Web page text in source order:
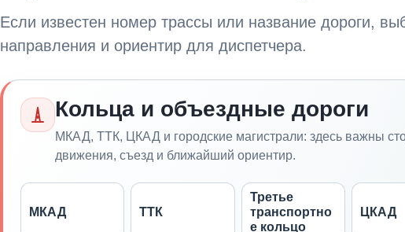
Если известен номер трассы или название дороги,
направления и ориентир для диспетчера.
Кольца и объездные дороги
МКАД, ТТК, ЦКАД и городские магистрали: здесь важны
движения, съезд и ближайший ориентир.
МКАД ТТК
Третье
транспортно
е кольцо
ЦКАД